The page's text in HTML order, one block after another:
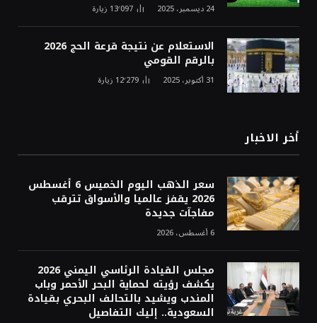
24 ديسمبر، 2025 13٬097 زيارة
الاستعلام عن نتيجة قرعة الحج 2026
بالرقم القومي
31 أكتوبر، 2025 12٬279 زيارة
أخر الاخبار
سعر الذهب اليوم الخميس 6 أغسطس
2026 يقفز عالميا والأسواق تترقب
مفاجآت جديدة
6 أغسطس، 2026
مجلس القيادة الرئاسي اليمني 2026
يكشف رؤيته لحماية البحر الأحمر وباب
المندب ويشيد بالتحالف البحري بقيادة
السعودية.. إليك التفاصيل